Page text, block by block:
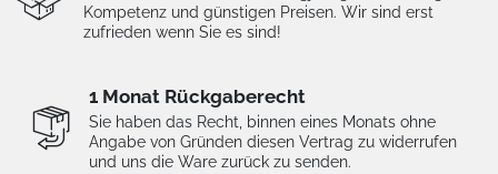
Kompetenz und günstigen Preisen. Wir sind erst
zufrieden wenn Sie es sind!
1 Monat Rückgaberecht
Sie haben das Recht, binnen eines Monats ohne
Angabe von Gründen diesen Vertrag zu widerrufen
und uns die Ware zurück zu senden.